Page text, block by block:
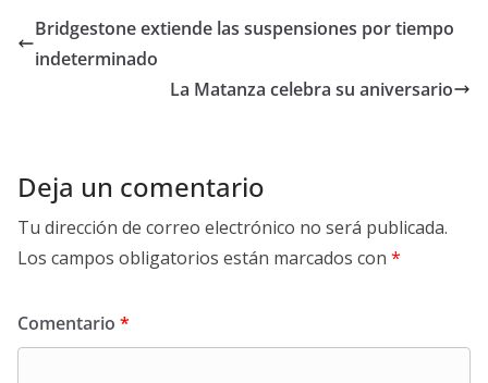
Bridgestone extiende las suspensiones por tiempo
indeterminado
La Matanza celebra su aniversario
Deja un comentario
Tu dirección de correo electrónico no será publicada.
Los campos obligatorios están marcados con *
Comentario *